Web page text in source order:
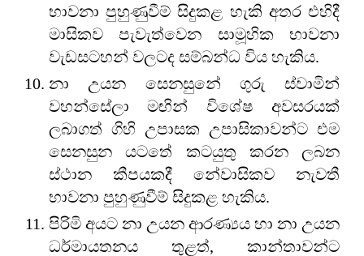
භාවනා පුහුණුවීම් සිදුකළ හැකි අතර එහිදී
මාසිකව පැවැත්වෙන සාමූහික භාවනා
වැඩසටහන් වලටද සම්බන්ධ විය හැකිය.
නා උයන සෙනසුනේ ගුරු ස්වාමින්
වහන්සේලා මඟින් විශේෂ අවසරයක්
ලබාගත් ගිහි උපාසක උපාසිකාවන්ට එම
සෙනසුන යටතේ කටයුතු කරන ලබන
ස්ථාන කීපයකදී නේවාසිකව නැවතී
භාවනා පුහුණුවීම් සිදුකළ හැකිය.
පිරිමි අයට නා උයන ආරණ්‍යය හා නා උයන
ධර්මායතනය තුළත්, කාන්තාවන්ට